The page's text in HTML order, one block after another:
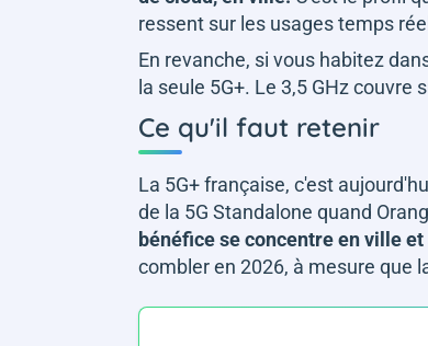
ressent sur les usages temps
En revanche, si vous habitez
la seule 5G+. Le 3,5 GHz couvre
Ce qu'il faut retenir
La 5G+ française, c'est
de la 5G Standalone quand
bénéfice se concentre en ville
combler en 2026, à mesure que